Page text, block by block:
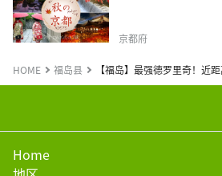
京都府
HOME 福岛县 【福岛】最强德罗里奇！近
Home